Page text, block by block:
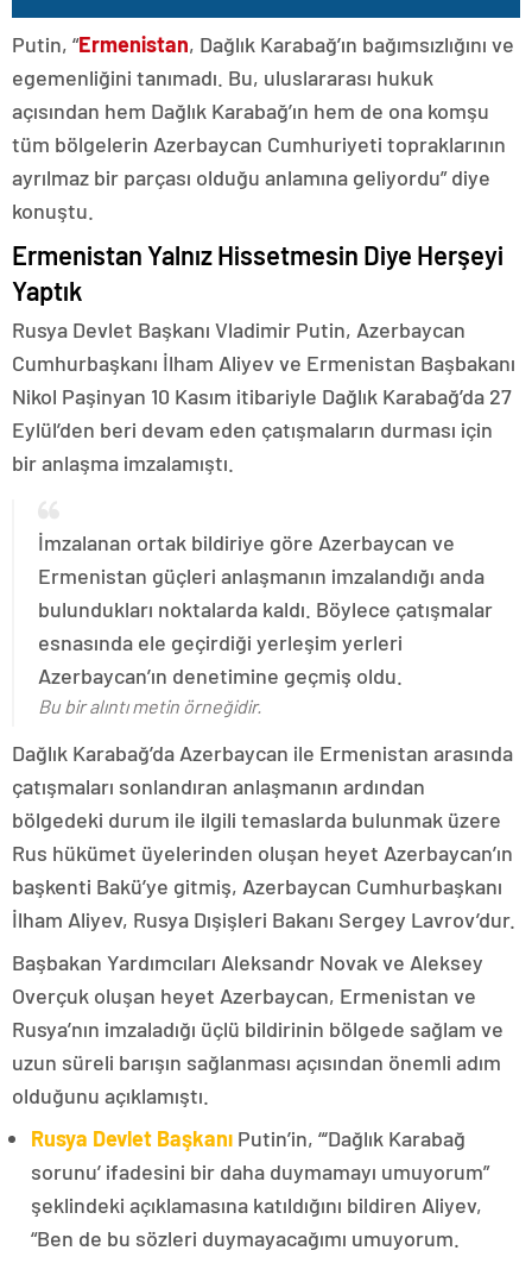
belki…’
Putin, “Ermenistan, Dağlık Karabağ’ın bağımsızlığını ve
egemenliğini tanımadı. Bu, uluslararası hukuk
açısından hem Dağlık Karabağ’ın hem de ona komşu
tüm bölgelerin Azerbaycan Cumhuriyeti topraklarının
ayrılmaz bir parçası olduğu anlamına geliyordu” diye
konuştu.
Ermenistan Yalnız Hissetmesin Diye Herşeyi
Yaptık
Rusya Devlet Başkanı Vladimir Putin, Azerbaycan
Cumhurbaşkanı İlham Aliyev ve Ermenistan Başbakanı
Nikol Paşinyan 10 Kasım itibariyle Dağlık Karabağ’da 27
Eylül’den beri devam eden çatışmaların durması için
bir anlaşma imzalamıştı.
İmzalanan ortak bildiriye göre Azerbaycan ve
Ermenistan güçleri anlaşmanın imzalandığı anda
bulundukları noktalarda kaldı. Böylece çatışmalar
esnasında ele geçirdiği yerleşim yerleri
Azerbaycan’ın denetimine geçmiş oldu.
Bu bir alıntı metin örneğidir.
Dağlık Karabağ’da Azerbaycan ile Ermenistan arasında
çatışmaları sonlandıran anlaşmanın ardından
bölgedeki durum ile ilgili temaslarda bulunmak üzere
Rus hükümet üyelerinden oluşan heyet Azerbaycan’ın
başkenti Bakü’ye gitmiş, Azerbaycan Cumhurbaşkanı
İlham Aliyev, Rusya Dışişleri Bakanı Sergey Lavrov’dur.
Başbakan Yardımcıları Aleksandr Novak ve Aleksey
Overçuk oluşan heyet Azerbaycan, Ermenistan ve
Rusya’nın imzaladığı üçlü bildirinin bölgede sağlam ve
uzun süreli barışın sağlanması açısından önemli adım
olduğunu açıklamıştı.
Rusya Devlet Başkanı Putin’in, “‘Dağlık Karabağ
sorunu’ ifadesini bir daha duymamayı umuyorum”
şeklindeki açıklamasına katıldığını bildiren Aliyev,
“Ben de bu sözleri duymayacağımı umuyorum.